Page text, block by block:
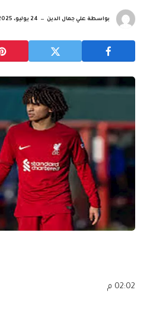
بواسطة علي جمال الدين 24 يوليو، 2025
02:02 م